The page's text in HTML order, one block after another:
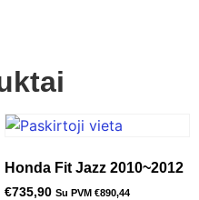
Honda Fit Jazz 2010~2012
€735,90 Su PVM €890,44